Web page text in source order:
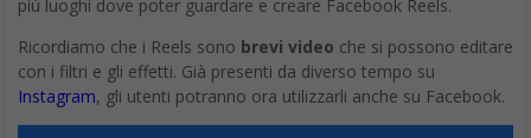
più luoghi dove poter guardare e creare Facebook Reels.
Ricordiamo che i Reels sono brevi video che si possono editare
con i filtri e gli effetti. Già presenti da diverso tempo su
Instagram, gli utenti potranno ora utilizzarli anche su Facebook.